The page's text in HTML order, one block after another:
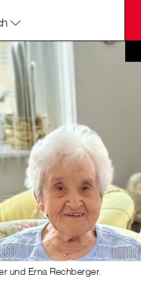
und Erna Rechberger.